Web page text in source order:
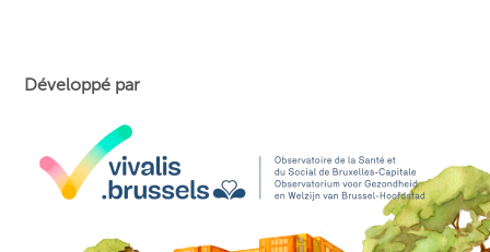
Développé par